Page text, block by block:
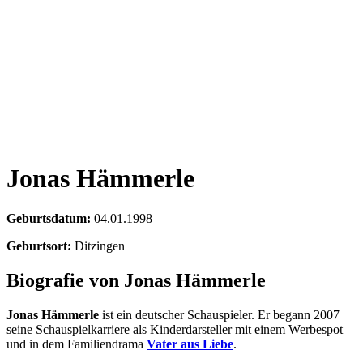
Jonas Hämmerle
Geburtsdatum: 04.01.1998
Geburtsort: Ditzingen
Biografie von Jonas Hämmerle
Jonas Hämmerle ist ein deutscher Schauspieler. Er begann 2007
seine Schauspielkarriere als Kinderdarsteller mit einem Werbespot
und in dem Familiendrama Vater aus Liebe.